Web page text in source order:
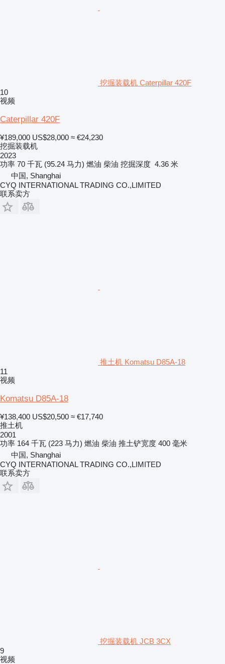
挖掘装载机 Caterpillar 420F
10
视频
Caterpillar 420F
¥189,000 US$28,000 ≈ €24,230
挖掘装载机
2023
功率 70 千瓦 (95.24 马力) 燃油 柴油 挖掘深度 4.36 米
中国, Shanghai
CYQ INTERNATIONAL TRADING CO.,LIMITED
联系卖方
推土机 Komatsu D85A-18
11
视频
Komatsu D85A-18
¥138,400 US$20,500 ≈ €17,740
推土机
2001
功率 164 千瓦 (223 马力) 燃油 柴油 推土铲宽度 400 毫米
中国, Shanghai
CYQ INTERNATIONAL TRADING CO.,LIMITED
联系卖方
挖掘装载机 JCB 3CX
9
视频